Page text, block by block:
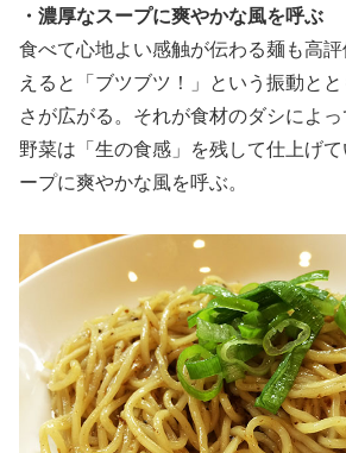
・濃厚なスープに爽やかな風を呼ぶ
食べて心地よい感触が伝わる麺も高
えると「ブツブツ！」という振動と
さが広がる。それが食材のダシによ
野菜は「生の食感」を残して仕上げ
ープに爽やかな風を呼ぶ。